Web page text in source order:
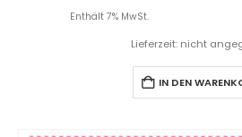
Enthält 7% MwSt.
Lieferzeit: nicht
IN DEN